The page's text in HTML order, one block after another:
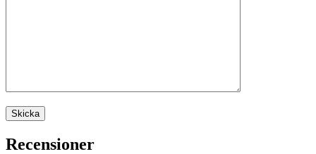
Recensioner